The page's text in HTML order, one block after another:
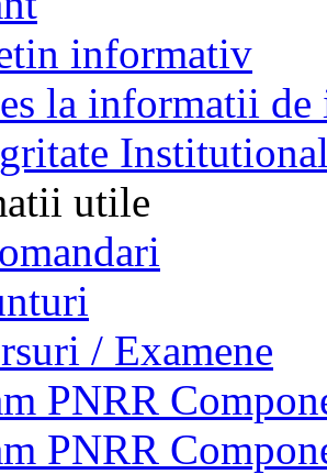
informativ
la informatii de
utile
/ Examene
PNRR
PNRR